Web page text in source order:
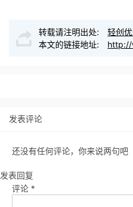
转载请注明出处:
轻创
本文的链接地址:
http://
发表评论
还没有任何评论，你来说两句吧
发表回复
评论 *